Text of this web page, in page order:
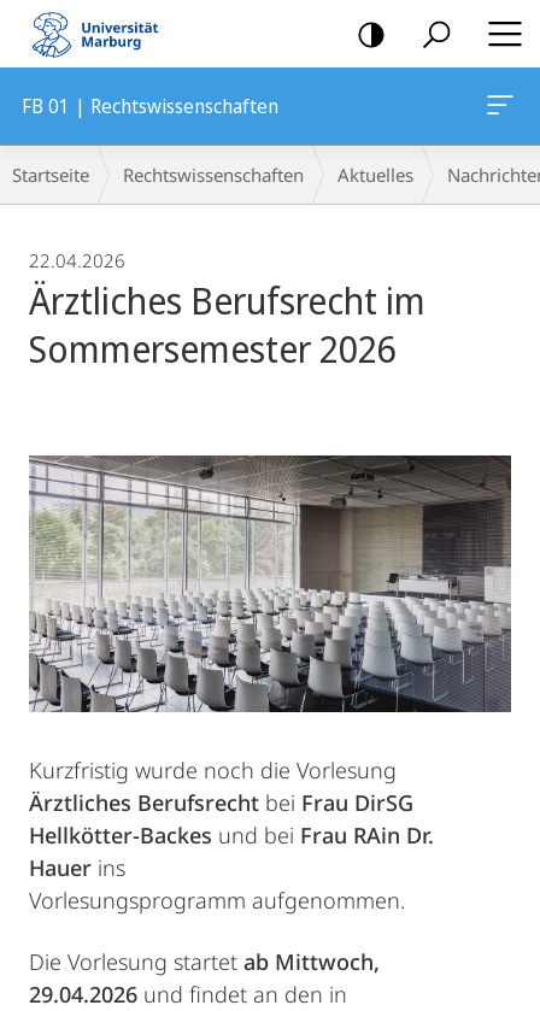
Mobile-
Navigation
FB 01 | Rechtswissenschaften
Breadcrumb-
Navigation
Startseite Rechtswissenschaften Aktuelles
22.04.2026
Ärztliches Berufsrecht im
Sommersemester 2026
Kurzfristig wurde noch die Vorlesung
Ärztliches Berufsrecht bei Frau DirSG
Hellkötter-Backes und bei Frau RAin Dr.
Hauer ins
Vorlesungsprogramm aufgenommen.
Die Vorlesung startet ab Mittwoch,
29.04.2026 und findet an den in